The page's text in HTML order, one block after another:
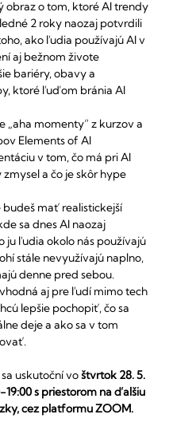
obraz o tom, ktoré AI trendy
2 roky naozaj potvrdili
ako ľudia používajú AI v
aj bežnom živote
bariéry, obavy a
ktoré ľuďom bránia AI
„aha momenty“ z kurzov a
Elements of AI
v tom, čo má pri AI
a čo je skôr hype
budeš mať realistickejší
sa dnes AI naozaj
ju ľudia okolo nás používajú
stále nevyužívajú naplno,
denne pred sebou.
aj pre ľudí mimo tech
lepšie pochopiť, čo sa
deje a ako sa v tom
uskutoční vo štvrtok 28. 5.
19:00 s priestorom na ďalšiu
cez platformu ZOOM.